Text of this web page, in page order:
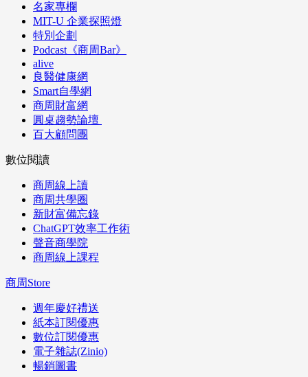
名家專欄
MIT-U 企業探照燈
特別企劃
Podcast《商周Bar》
alive
良醫健康網
Smart自學網
商周財富網
圓桌趨勢論壇
百大顧問團
數位閱讀
商周線上讀
商周共學圈
新財富備忘錄
ChatGPT效率工作術
聲音商學院
商周線上課程
商周Store
週年慶好禮送
紙本訂閱優惠
數位訂閱優惠
電子雜誌(Zinio)
暢銷圖書